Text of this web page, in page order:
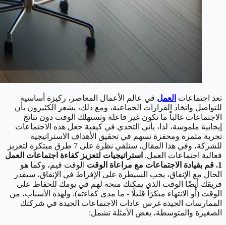
تعد اجتماعات العمل في عالم الأعمال المعاصر، ركيزة أساسية
للتواصل واتخاذ القرارات الجماعية، ومع ذلك، يشعر الكثيرون بأن
الاجتماعات غالباً ما تكون غير فاعلة وتستهلك الوقت دون نتائج
إيجابية ملموسة، لذا، يأتي التحدي في كيفية جعل هذه الاجتماعات
تجربة مثمرة ومحفزة تسهم في تحقيق الأهداف الاستراتيجية
للشركة، وفي هذا المقال، سنلقي نظرة على 7 طرق مبتكرة لتعزيز
فعالية اجتماعات العمل. استراتيجيات لتعزيز كفاءة اجتماعات العمل
1. قم بقيادة الاجتماعات مع مراعاة الوقت
الوقت قيم، وكما هو
الحال مع الإنفاق، يجب السيطرة على الإفراط في الإنفاق، سيقدر
فريقك أيضًا الوقت الذي يمكنك منحه لهم في يومك للحفاظ على
الوقت (أو الانتهاء مبكرًا قليلًا - ما مدى كفاءته). ولهذه الأسباب، من
الممارسات الجيدة غرس عادات الاجتماعات الجيدة في شركتك
الصغيرة والمتوسطة، بعض الأمثلة تشمل: